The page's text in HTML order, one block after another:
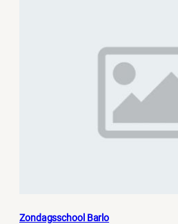
Zondagsschool Barlo